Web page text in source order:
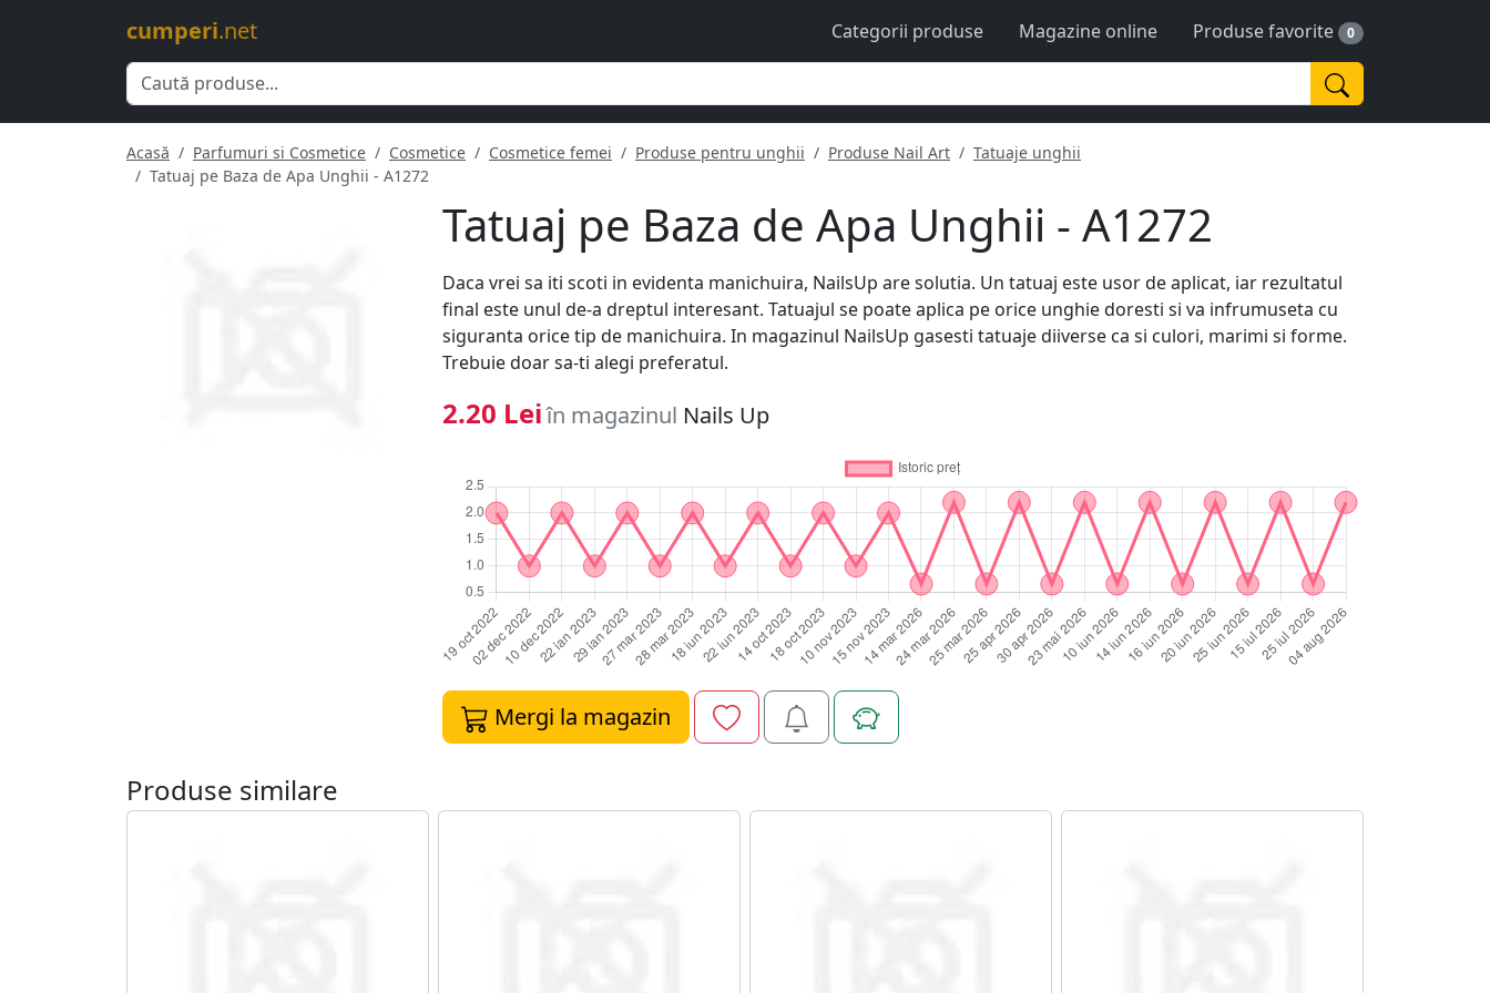
cumperi.net Categorii produse Magazine online Produse favorite 0
Acasă Parfumuri si Cosmetice Cosmetice Cosmetice femei Produse pentru unghii Produse Nail Art
Tatuaje unghii
Tatuaj pe Baza de Apa Unghii - A1272
Tatuaj pe Baza de Apa Unghii - A1272
Daca vrei sa iti scoti in evidenta manichuira, NailsUp are solutia. Un tatuaj este usor de aplicat, iar rezultatul
final este unul de-a dreptul interesant. Tatuajul se poate aplica pe orice unghie doresti si va infrumuseta cu
siguranta orice tip de manichuira. In magazinul NailsUp gasesti tatuaje diiverse ca si culori, marimi si forme.
Trebuie doar sa-ti alegi preferatul.
2.20 Leiîn magazinul Nails Up
Mergi la magazin
Produse similare